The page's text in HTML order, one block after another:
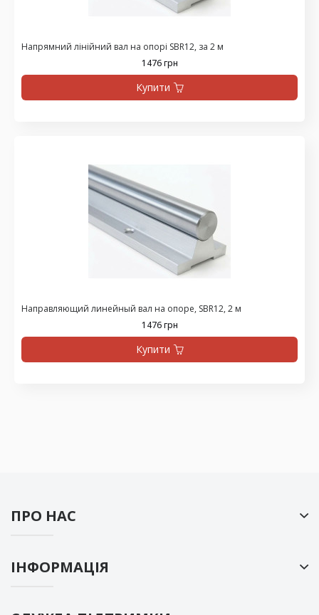
Напрямний лінійний вал на опорі SBR12, за 2 м
1476 грн
Купити
Направляющий линейный вал на опоре, SBR12, 2 м
1476 грн
Купити
ПРО НАС
ІНФОРМАЦІЯ